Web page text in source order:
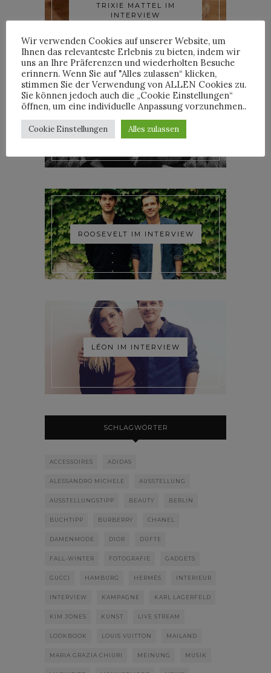
TRIXIE MATTEL IM
INTERVIEW
WOODKID IM INTERVIEW
ROOSEVELT IM INTERVIEW
LÉON IM INTERVIEW
SCHLAGWÖRTER
ACCESSOIRES ADIDAS
ALESSANDRO MICHELE AUSSTELLUNG
AUSSTELLUNGSTIPP BEAUTY BERLIN
BUCHTIPP BURBERRY CHANEL
DAMENMODE DIOR DÜFTE
FALL-WINTER FOTOGRAFIE GADGETS
GUCCI HAMBURG HERMÈS INTERIEUR
INTERVIEW KAMPAGNE KARL LAGERFELD
KIM JONES KUNST LIVE STREAM
LOOKBOOK LOUIS VUITTON MAILAND
MARIA GRAZIA CHIURI MEINUNG MUSIK
Wir verwenden Cookies auf unserer Website, um
Ihnen das relevanteste Erlebnis zu bieten, indem wir
uns an Ihre Präferenzen und wiederholten Besuche
erinnern. Wenn Sie auf "Alles zulassen“ klicken,
stimmen Sie der Verwendung von ALLEN Cookies zu.
Sie können jedoch auch die „Cookie Einstellungen“
öffnen, um eine individuelle Anpassung vorzunehmen..
Cookie Einstellungen Alles zulassen